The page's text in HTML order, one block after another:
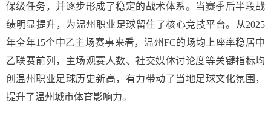
保级任务，并逐步形成了稳定的战术体系。当赛季后半段战
绩明显提升，为温州职业足球留住了核心竞技平台。从2025
年全年15个中乙主场赛事来看，温州FC的场均上座率稳居中
乙联赛前列，主场观赛人数、社交媒体讨论度等关键指标均
创温州职业足球历史新高，有力带动了当地足球文化氛围，
提升了温州城市体育影响力。